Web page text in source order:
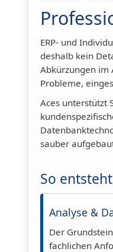
ERP- und
deshalb kein
Abkürzungen im
Probleme,
Aces unterstützt
sauber
So
Analyse &
Der
fachlichen